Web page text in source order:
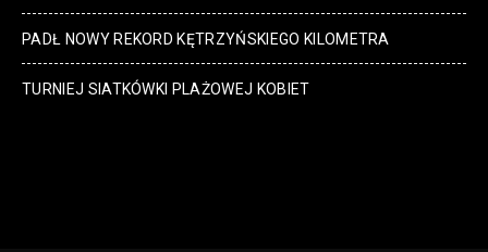
PADŁ NOWY REKORD KĘTRZYŃSKIEGO KILOMETRA
TURNIEJ SIATKÓWKI PLAŻOWEJ KOBIET